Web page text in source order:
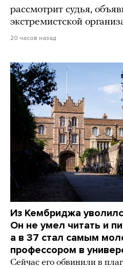
рассмотрит судья,
экстремистской
20 часов назад
Из Кембриджа
Он не умел читать и
а в 37 стал самым
профессором в
Сейчас его обвинили в